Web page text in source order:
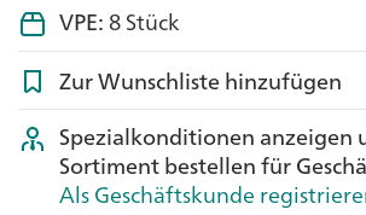
VPE:8 Stück
Zur Wunschliste hinzufügen
Spezialkonditionen anzeigen
Sortiment bestellen für
Als Geschäftskunde